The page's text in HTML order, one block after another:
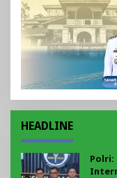
HEADLINE
Polri: